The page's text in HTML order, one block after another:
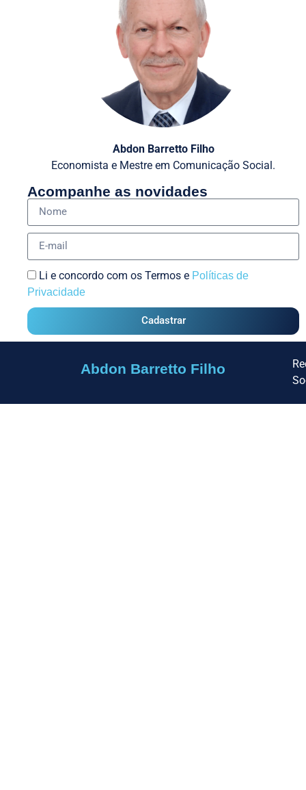
Abdon Barretto Filho
Economista e Mestre em Comunicação Social.
Acompanhe as novidades
Li e concordo com os Termos e Políticas de
Privacidade
Cadastrar
Abdon Barretto Filho